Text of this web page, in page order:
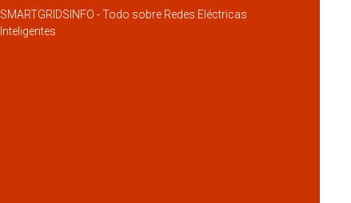
SMARTGRIDSINFO - Todo sobre Redes Eléctricas
Inteligentes